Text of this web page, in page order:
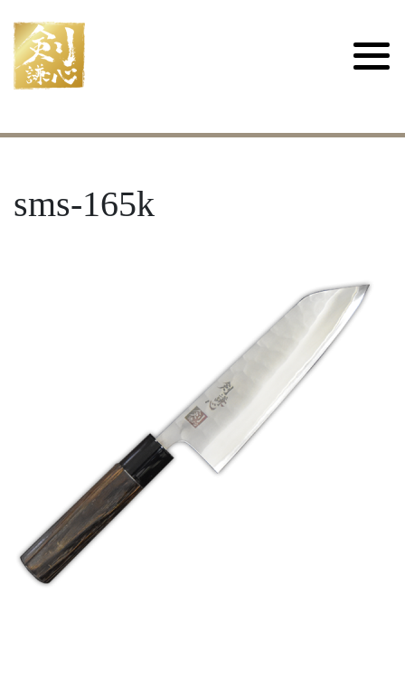
sms-165k